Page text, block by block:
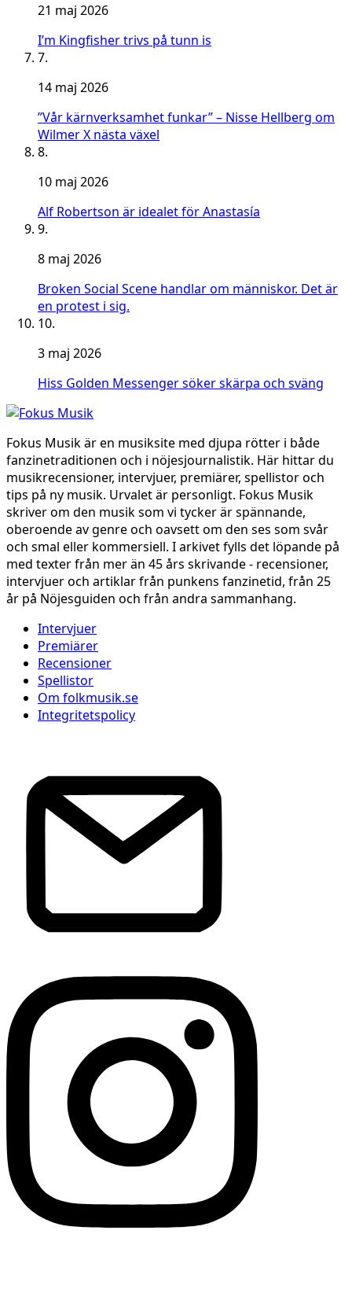
21 maj 2026
I’m Kingfisher trivs på tunn is
7.
14 maj 2026
”Vår kärnverksamhet funkar” – Nisse Hellberg om
Wilmer X nästa växel
8.
10 maj 2026
Alf Robertson är idealet för Anastasía
9.
8 maj 2026
Broken Social Scene handlar om människor. Det är
en protest i sig.
10.
3 maj 2026
Hiss Golden Messenger söker skärpa och sväng
Fokus Musik är en musiksite med djupa rötter i både
fanzinetraditionen och i nöjesjournalistik. Här hittar du
musikrecensioner, intervjuer, premiärer, spellistor och
tips på ny musik. Urvalet är personligt. Fokus Musik
skriver om den musik som vi tycker är spännande,
oberoende av genre och oavsett om den ses som svår
och smal eller kommersiell. I arkivet fylls det löpande på
med texter från mer än 45 års skrivande - recensioner,
intervjuer och artiklar från punkens fanzinetid, från 25
år på Nöjesguiden och från andra sammanhang.
Intervjuer
Premiärer
Recensioner
Spellistor
Om folkmusik.se
Integritetspolicy